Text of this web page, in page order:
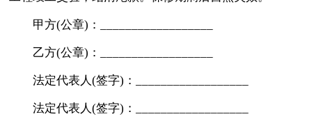
甲方(公章)：__________________
乙方(公章)：__________________
法定代表人(签字)：__________________
法定代表人(签字)：__________________